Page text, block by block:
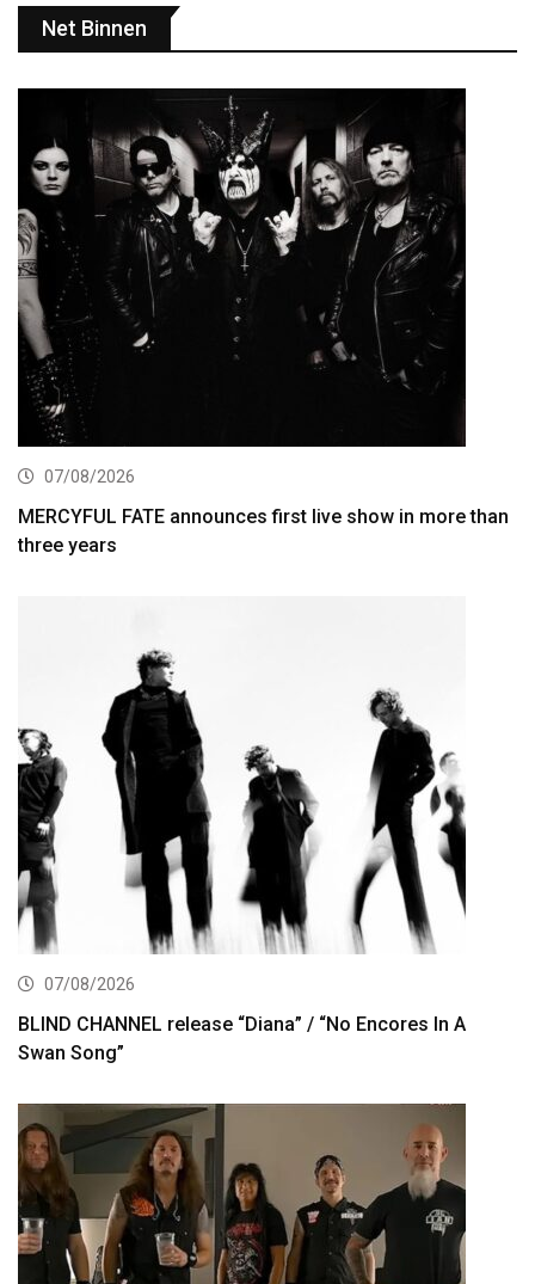
Net Binnen
07/08/2026
MERCYFUL FATE announces first live show in more than
three years
07/08/2026
BLIND CHANNEL release “Diana” / “No Encores In A
Swan Song”